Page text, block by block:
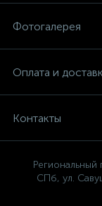
Фотогалерея
Оплата и
Контакты
СПб, ул.